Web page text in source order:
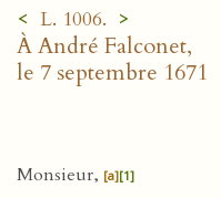
< L. 1006. >
À André Falconet,
le 7 septembre 1671
Monsieur, [a][1]